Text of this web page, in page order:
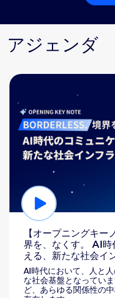
アジェンダ
【オープニングキ
界を、なくす。 AI
える、新たな社会イ
AI時代において、人と
な社会基盤となってい
ど、あらゆる関係性の